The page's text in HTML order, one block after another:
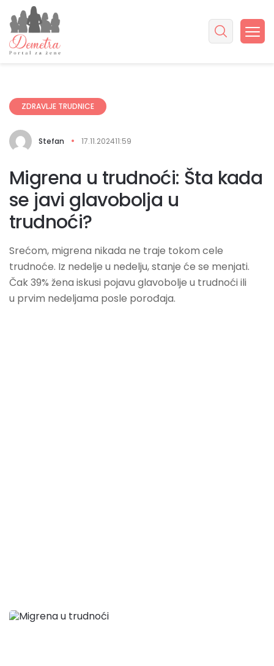
ZDRAVLJE TRUDNICE
Stefan 17.11.202411:59
Migrena u trudnoći: Šta kada
se javi glavobolja u
trudnoći?
Srećom, migrena nikada ne traje tokom cele
trudnoće. Iz nedelje u nedelju, stanje će se menjati.
Čak 39% žena iskusi pojavu glavobolje u trudnoći ili
u prvim nedeljama posle porođaja.